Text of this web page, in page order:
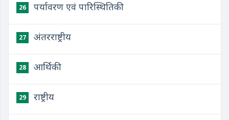
26 पर्यावरण एवं पारिस्थितिकी
27 अंतरराष्ट्रीय
28 आर्थिकी
29 राष्ट्रीय